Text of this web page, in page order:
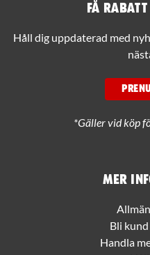
Mer
Bli
Handla
Få
Håll dig uppdaterad med
*Gäller vid köp